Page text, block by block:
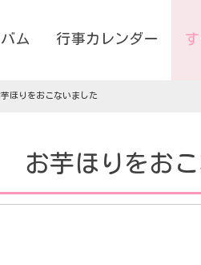
ム 行事カレンダー
ほりをおこないました
お芋ほりをお